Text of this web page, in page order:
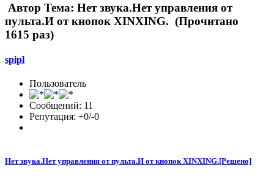
Автор Тема: Нет звука.Нет управления от
пульта.И от кнопок XINXING. (Прочитано
1615 раз)
spipl
Пользователь
Сообщений: 11
Репутация: +0/-0
Нет звука.Нет управления от пульта.И от кнопок XINXING.[Решено]